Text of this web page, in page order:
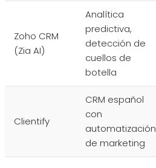
Zoho CRM
(Zia AI)
Analítica
predictiva,
detección de
cuellos de
botella
Clientify
CRM español
con
automatización
de marketing